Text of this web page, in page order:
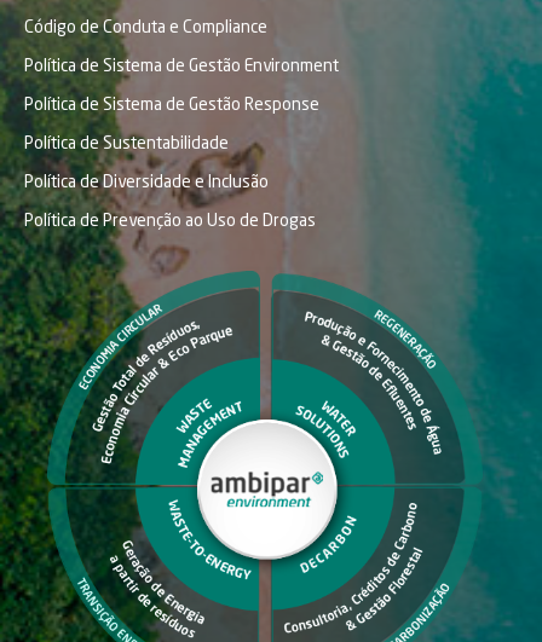
Código de Conduta e Compliance
Política de Sistema de Gestão Environment
Política de Sistema de Gestão Response
Política de Sustentabilidade
Política de Diversidade e Inclusão
Política de Prevenção ao Uso de Drogas